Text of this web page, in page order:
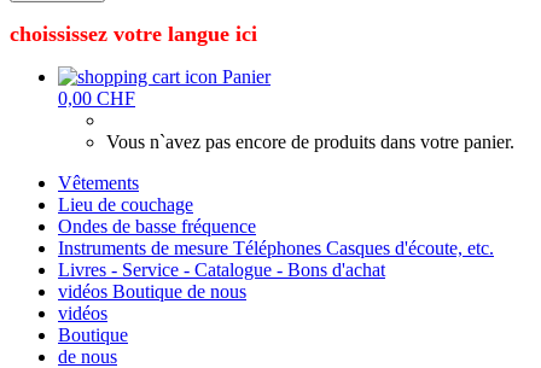
choississez votre langue ici
Panier
0,00 CHF
Vous n`avez pas encore de produits dans votre panier.
Vêtements
Lieu de couchage
Ondes de basse fréquence
Instruments de mesure Téléphones Casques d'écoute, etc.
Livres - Service - Catalogue - Bons d'achat
vidéos Boutique de nous
vidéos
Boutique
de nous